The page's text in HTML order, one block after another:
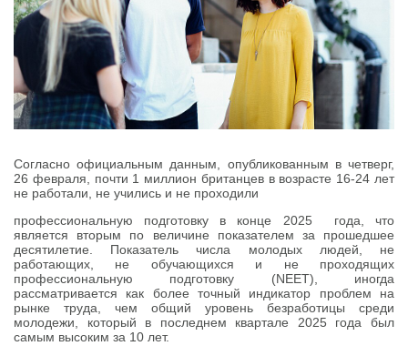
Согласно официальным данным, опубликованным в четверг,
26 февраля, почти 1 миллион британцев в возрасте 16-24 лет
не работали, не учились и не проходили
профессиональную подготовку в конце 2025 года, что
является вторым по величине показателем за прошедшее
десятилетие. Показатель числа молодых людей, не
работающих, не обучающихся и не проходящих
профессиональную подготовку (NEET), иногда
рассматривается как более точный индикатор проблем на
рынке труда, чем общий уровень безработицы среди
молодежи, который в последнем квартале 2025 года был
самым высоким за 10 лет.